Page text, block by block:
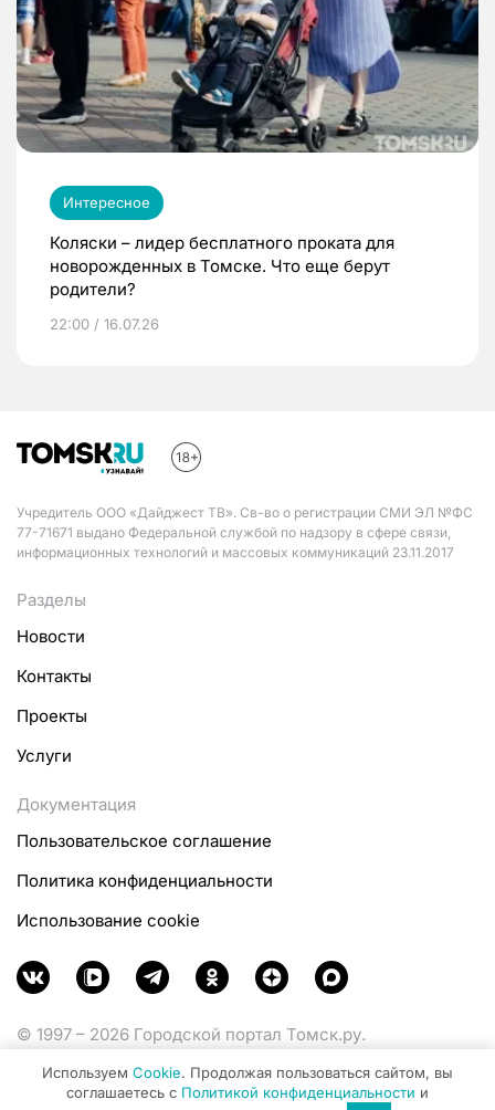
Интересное
Коляски – лидер бесплатного проката для
новорожденных в Томске. Что еще берут
родители?
22:00 / 16.07.26
Учредитель ООО «Дайджест ТВ». Св-во о регистрации СМИ ЭЛ №ФС
77-71671 выдано Федеральной службой по надзору в сфере связи,
информационных технологий и массовых коммуникаций 23.11.2017
Разделы
Новости
Контакты
Проекты
Услуги
Документация
Пользовательское соглашение
Политика конфиденциальности
Использование cookie
© 1997 – 2026 Городской портал Томск.ру.
Министерства цифрового развития, связи и массовых
коммуникаций Российской Федерации.
Используем Cookie. Продолжая пользоваться сайтом, вы
соглашаетесь с Политикой конфиденциальности и